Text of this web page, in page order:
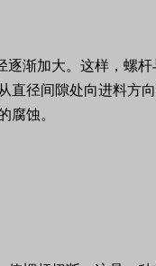
渐加大。这样，螺
径间隙处向进料方
腐蚀。